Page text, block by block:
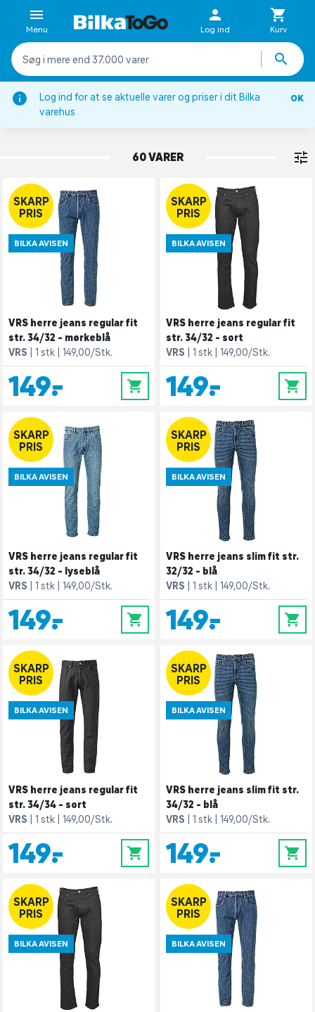
Log ind for at se aktuelle varer og priser i dit Bilka
varehus
OK
Menu Log ind Kurv
Underdel
JEANS
60 VARER
SKARP
PRIS
BILKA AVISEN
VRS herre jeans regular fit
str. 34/32 - mørkeblå
VRS
1 stk 149,00/Stk.
149,- 0
SKARP
PRIS
BILKA AVISEN
VRS herre jeans regular fit
str. 34/32 - sort
VRS
1 stk 149,00/Stk.
149,- 0
SKARP
PRIS
BILKA AVISEN
VRS herre jeans regular fit
str. 34/32 - lyseblå
VRS
1 stk 149,00/Stk.
149,- 0
SKARP
PRIS
BILKA AVISEN
VRS herre jeans slim fit str.
32/32 - blå
VRS
1 stk 149,00/Stk.
149,- 0
SKARP
PRIS
BILKA AVISEN
VRS herre jeans regular fit
str. 34/34 - sort
VRS
1 stk 149,00/Stk.
149,- 0
SKARP
PRIS
BILKA AVISEN
VRS herre jeans slim fit str.
34/32 - blå
VRS
1 stk 149,00/Stk.
149,- 0
SKARP
PRIS
BILKA AVISEN
SKARP
PRIS
BILKA AVISEN